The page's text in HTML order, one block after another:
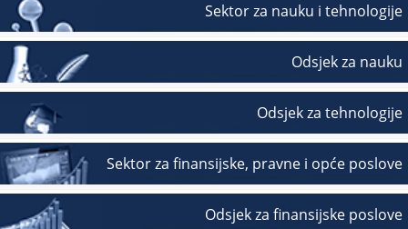
Sektor za nauku i tehnologije
Odsjek za nauku
Odsjek za tehnologije
Sektor za finansijske, pravne i opće poslove
Odsjek za finansijske poslove